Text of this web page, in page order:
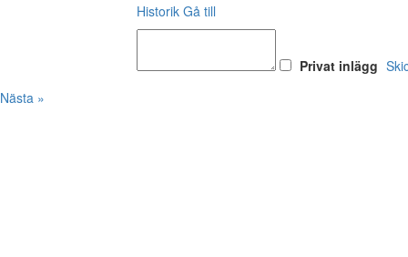
Historik Gå till
Privat inlägg
Nästa »